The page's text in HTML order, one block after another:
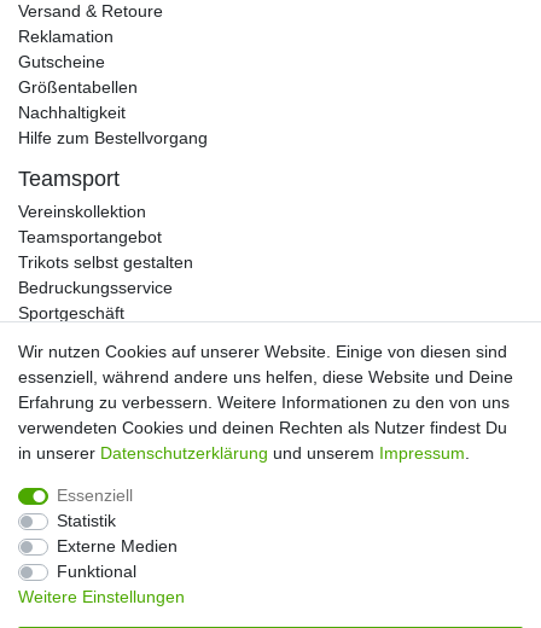
Versand & Retoure
Reklamation
Gutscheine
Größentabellen
Nachhaltigkeit
Hilfe zum Bestellvorgang
Teamsport
Vereinskollektion
Teamsportangebot
Trikots selbst gestalten
Bedruckungsservice
Sportgeschäft
Widerrufs­recht
Wir nutzen Cookies auf unserer Website. Einige von diesen sind
essenziell, während andere uns helfen, diese Website und Deine
Erfahrung zu verbessern. Weitere Informationen zu den von uns
verwendeten Cookies und deinen Rechten als Nutzer findest Du
in unserer Daten­schutz­erklärung und unserem Impressum
Essenziell
Statistik
Externe Medien
Funktional
Weitere Einstellungen